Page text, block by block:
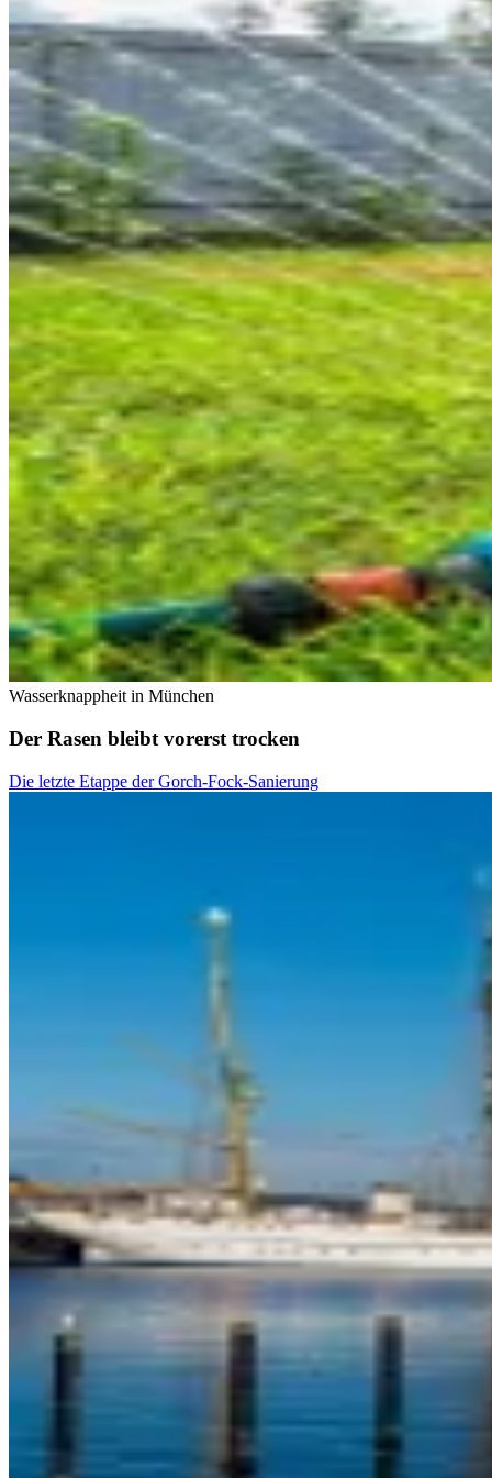
Wasserknappheit in München
Der Rasen bleibt vorerst trocken
Die letzte Etappe der Gorch-Fock-Sanierung